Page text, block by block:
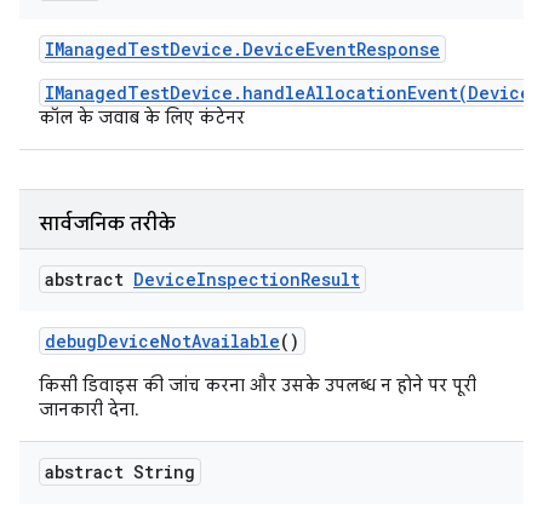
IManagedTestDevice . DeviceEventResponse
कॉल के जवाब के लिए कंटेनर
सार्वजनिक तरीके
abstract DeviceInspectionResult
debugDeviceNotAvailable()
किसी डिवाइस की जांच करना और उसके उपलब्ध न होने पर पूरी
जानकारी देना.
abstract String